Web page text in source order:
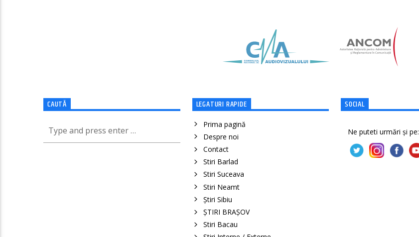
CAUTĂ LEGATURI RAPIDE
Prima pagină
Despre noi
Contact
Stiri Barlad
Stiri Suceava
Stiri Neamt
Știri Sibiu
ȘTIRI BRAȘOV
Stiri Bacau
SOCIAL
Ne puteti urmări și pe: